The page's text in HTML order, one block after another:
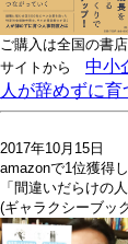
ご購入は全国の書
サイトから 中小
人が辞めずに
2017年10月15日
amazonで1位獲得
「間違いだらけの
(ギャラクシーブッ